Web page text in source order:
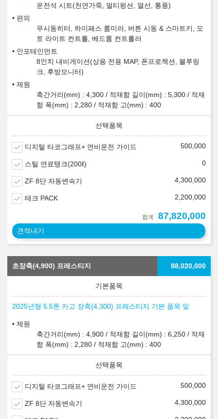
운전석 시트(천연가죽, 멀티펑션, 열선, 통풍)
편의
무시동히터, 하이패스 룸미러, 버튼 시동 & 스마트키, 오
토 라이트 컨트롤, 베드룸 컨트롤러
인포테인먼트
8인치 내비게이션(상용 전용 MAP, 폰프로젝션, 블루링
크, 후방모니터)
제원
축간거리(mm) : 4,300 / 적재함 길이(mm) : 5,300 / 적재
함 폭(mm) : 2,280 / 적재함 고(mm) : 400
디지털 타코그래프+ 연비운전 가이드 500,000
스틸 연료탱크(200ℓ) 0
ZF 8단 자동변속기 4,300,000
테크 PACK 2,200,000
합계 87,820,000
견적내기
초장축(4,900) 프레스티지 88,020,000
2025년형 5.5톤 카고 장축(4,300) 프레스티지 기본 품목 및
제원
축간거리(mm) : 4,900 / 적재함 길이(mm) : 6,250 / 적재
함 폭(mm) : 2,280 / 적재함 고(mm) : 400
디지털 타코그래프+ 연비운전 가이드 500,000
ZF 8단 자동변속기 4,300,000